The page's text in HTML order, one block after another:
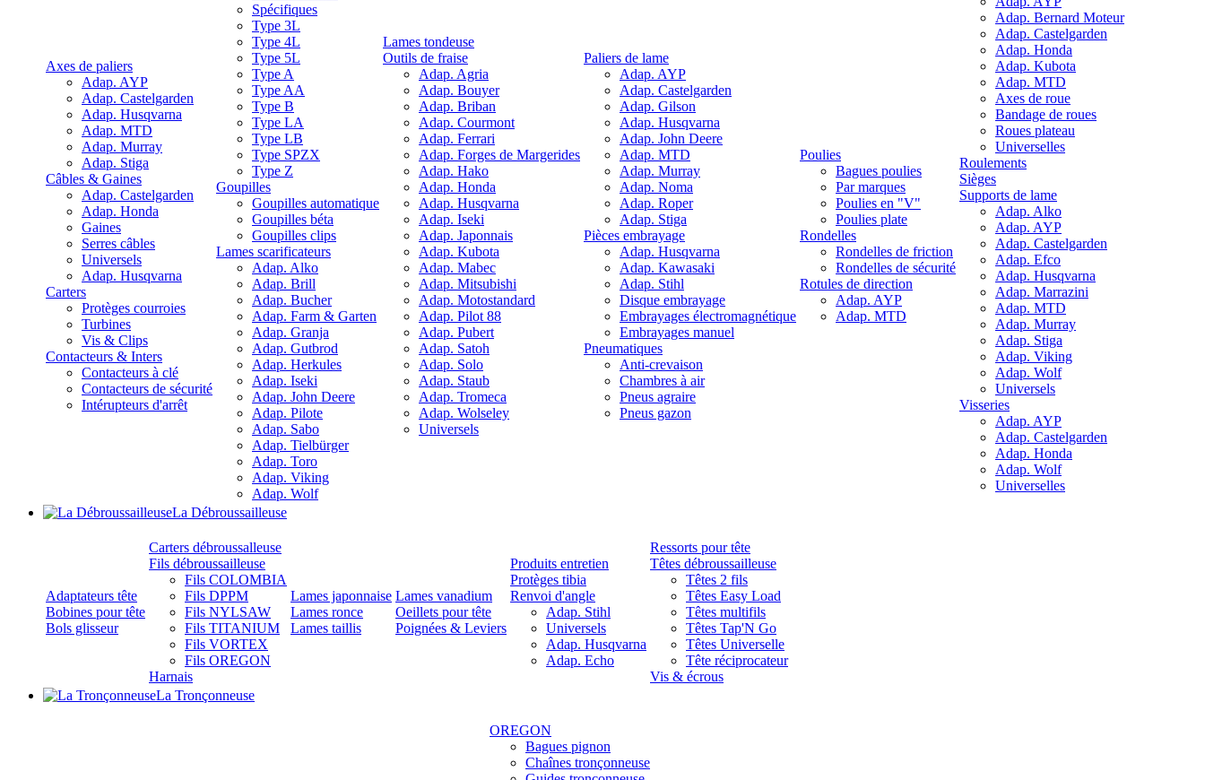
Axes de paliers
Adap. AYP
Adap. Castelgarden
Adap. Husqvarna
Adap. MTD
Adap. Murray
Adap. Stiga
Câbles & Gaines
Adap. Castelgarden
Adap. Honda
Gaines
Serres câbles
Universels
Adap. Husqvarna
Carters
Protèges courroies
Turbines
Vis & Clips
Contacteurs & Inters
Contacteurs à clé
Contacteurs de sécurité
Intérupteurs d'arrêt
Spécifiques
Type 3L
Type 4L
Type 5L
Type A
Type AA
Type B
Type LA
Type LB
Type SPZX
Type Z
Goupilles
Goupilles automatique
Goupilles béta
Goupilles clips
Lames scarificateurs
Adap. Alko
Adap. Brill
Adap. Bucher
Adap. Farm & Garten
Adap. Granja
Adap. Gutbrod
Adap. Herkules
Adap. Iseki
Adap. John Deere
Adap. Pilote
Adap. Sabo
Adap. Tielbürger
Adap. Toro
Adap. Viking
Adap. Wolf
Lames tondeuse
Outils de fraise
Adap. Agria
Adap. Bouyer
Adap. Briban
Adap. Courmont
Adap. Ferrari
Adap. Forges de Margerides
Adap. Hako
Adap. Honda
Adap. Husqvarna
Adap. Iseki
Adap. Japonnais
Adap. Kubota
Adap. Mabec
Adap. Mitsubishi
Adap. Motostandard
Adap. Pilot 88
Adap. Pubert
Adap. Satoh
Adap. Solo
Adap. Staub
Adap. Tromeca
Adap. Wolseley
Universels
Paliers de lame
Adap. AYP
Adap. Castelgarden
Adap. Gilson
Adap. Husqvarna
Adap. John Deere
Adap. MTD
Adap. Murray
Adap. Noma
Adap. Roper
Adap. Stiga
Pièces embrayage
Adap. Husqvarna
Adap. Kawasaki
Adap. Stihl
Disque embrayage
Embrayages électromagnétique
Embrayages manuel
Pneumatiques
Anti-crevaison
Chambres à air
Pneus agraire
Pneus gazon
Poulies
Bagues poulies
Par marques
Poulies en "V"
Poulies plate
Rondelles
Rondelles de friction
Rondelles de sécurité
Rotules de direction
Adap. AYP
Adap. MTD
Adap. Bernard Moteur
Adap. Castelgarden
Adap. Honda
Adap. Kubota
Adap. MTD
Axes de roue
Bandage de roues
Roues plateau
Universelles
Roulements
Sièges
Supports de lame
Adap. Alko
Adap. AYP
Adap. Castelgarden
Adap. Efco
Adap. Husqvarna
Adap. Marrazini
Adap. MTD
Adap. Murray
Adap. Stiga
Adap. Viking
Adap. Wolf
Universels
Visseries
Adap. AYP
Adap. Castelgarden
Adap. Honda
Adap. Wolf
Universelles
La Débroussailleuse
Adaptateurs tête
Bobines pour tête
Bols glisseur
Carters débroussalleuse
Fils débroussailleuse
Fils COLOMBIA
Fils DPPM
Fils NYLSAW
Fils TITANIUM
Fils VORTEX
Fils OREGON
Harnais
Lames japonnaise
Lames ronce
Lames taillis
Lames vanadium
Oeillets pour tête
Poignées & Leviers
Produits entretien
Protèges tibia
Renvoi d'angle
Adap. Stihl
Universels
Adap. Husqvarna
Adap. Echo
Ressorts pour tête
Têtes débroussailleuse
Têtes 2 fils
Têtes Easy Load
Têtes multifils
Têtes Tap'N Go
Têtes Universelle
Tête réciprocateur
Vis & écrous
La Tronçonneuse
OREGON
Bagues pignon
Chaînes tronçonneuse